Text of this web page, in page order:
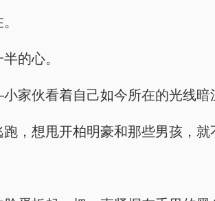
的心。
家伙看着自己如今所在的光线暗
，想甩开柏明豪和那些男孩，